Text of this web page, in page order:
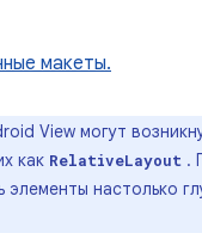
макеты.
View могут
как RelativeLayout .
настолько